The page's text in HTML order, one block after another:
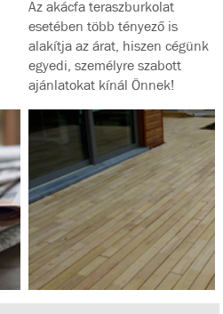
Az akácfa teraszburkolat
esetében több tényező is
alakítja az árat, hiszen cégünk
egyedi, személyre szabott
ajánlatokat kínál Önnek!